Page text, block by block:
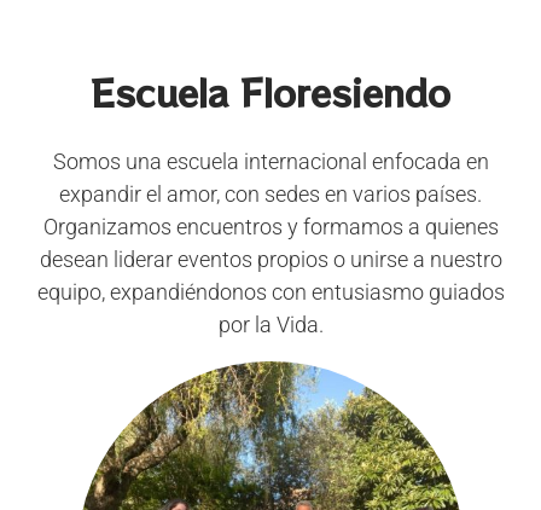
Escuela Floresiendo
Somos una escuela internacional enfocada en
expandir el amor, con sedes en varios países.
Organizamos encuentros y formamos a quienes
desean liderar eventos propios o unirse a nuestro
equipo, expandiéndonos con entusiasmo guiados
por la Vida.